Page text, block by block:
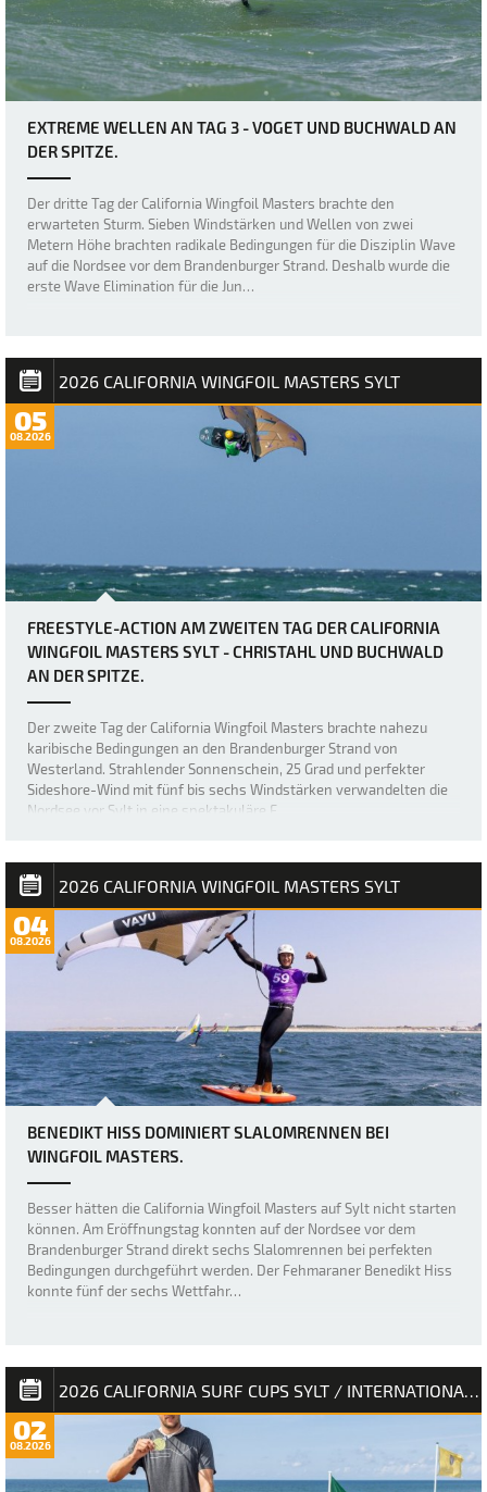
EXTREME WELLEN AN TAG 3 - VOGET UND BUCHWALD AN
DER SPITZE.
Der dritte Tag der California Wingfoil Masters brachte den
erwarteten Sturm. Sieben Windstärken und Wellen von zwei
Metern Höhe brachten radikale Bedingungen für die Disziplin Wave
auf die Nordsee vor dem Brandenburger Strand. Deshalb wurde die
erste Wave Elimination für die Jun…
2026 CALIFORNIA WINGFOIL MASTERS SYLT
05
08.2026
FREESTYLE-ACTION AM ZWEITEN TAG DER CALIFORNIA
WINGFOIL MASTERS SYLT - CHRISTAHL UND BUCHWALD
AN DER SPITZE.
Der zweite Tag der California Wingfoil Masters brachte nahezu
karibische Bedingungen an den Brandenburger Strand von
Westerland. Strahlender Sonnenschein, 25 Grad und perfekter
Sideshore-Wind mit fünf bis sechs Windstärken verwandelten die
Nordsee vor Sylt in eine spektakuläre F…
2026 CALIFORNIA WINGFOIL MASTERS SYLT
04
08.2026
BENEDIKT HISS DOMINIERT SLALOMRENNEN BEI
WINGFOIL MASTERS.
Besser hätten die California Wingfoil Masters auf Sylt nicht starten
können. Am Eröffnungstag konnten auf der Nordsee vor dem
Brandenburger Strand direkt sechs Slalomrennen bei perfekten
Bedingungen durchgeführt werden. Der Fehmaraner Benedikt Hiss
konnte fünf der sechs Wettfahr…
2026 CALIFORNIA SURF CUPS SYLT / INTERNATIONALE DEUTSCHE MEISTERSCHAFT
02
08.2026